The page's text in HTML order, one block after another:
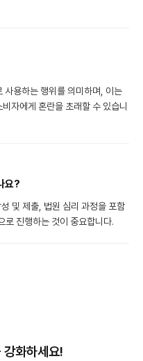
사용하는 행위를 의미하며, 이는
자에게 혼란을 초래할 수 있습니
요?
및 제출, 법원 심리 과정을 포함
로 진행하는 것이 중요합니다.
화하세요!